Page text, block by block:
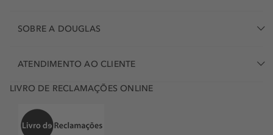
SOBRE A DOUGLAS
ATENDIMENTO AO CLIENTE
LIVRO DE RECLAMAÇÕES ONLINE